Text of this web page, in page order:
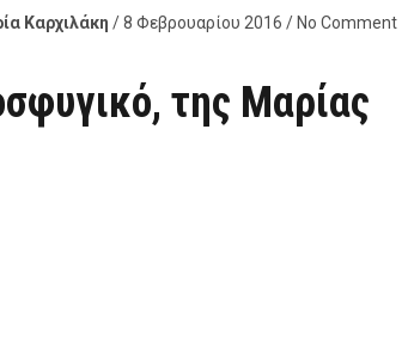
Καρχιλάκη / 8 Φεβρουαρίου 2016 / No Comment
της Μαρίας